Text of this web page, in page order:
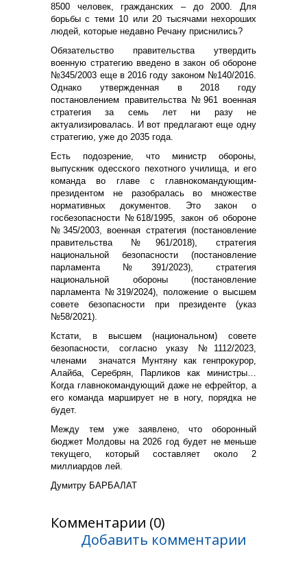
8500 человек, гражданских – до 2000. Для
борьбы с теми 10 или 20 тысячами нехороших
людей, которые недавно Речану приснились?
Обязательство правительства утвердить
военную стратегию введено в закон об обороне
№345/2003 еще в 2016 году законом №140/2016.
Однако утвержденная в 2018 году
постановлением правительства №961 военная
стратегия за семь лет ни разу не
актуализировалась. И вот предлагают еще одну
стратегию, уже до 2035 года.
Есть подозрение, что министр обороны,
выпускник одесского пехотного училища, и его
команда во главе с главнокомандующим-
президентом не разобралась во множестве
нормативных документов. Это закон о
госбезопасности №618/1995, закон об обороне
№345/2003, военная стратегия (постановление
правительства №961/2018), стратегия
национальной безопасности (постановление
парламента №391/2023), стратегия
национальной обороны (постановление
парламента №319/2024), положение о высшем
совете безопасности при президенте (указ
№58/2021).
Кстати, в высшем (национальном) совете
безопасности, согласно указу №1112/2023,
членами
значатся Мунтяну как генпрокурор,
Алайба, Серебрян, Парликов как министры…
Когда главнокомандующий даже не ефрейтор, а
его команда марширует не в ногу, порядка не
будет.
Между тем уже заявлено, что оборонный
бюджет Молдовы на 2026 год будет не меньше
текущего, который составляет около 2
миллиардов лей.
Думитру БАРБАЛАТ
Комментарии (0)
Добавить комментарии